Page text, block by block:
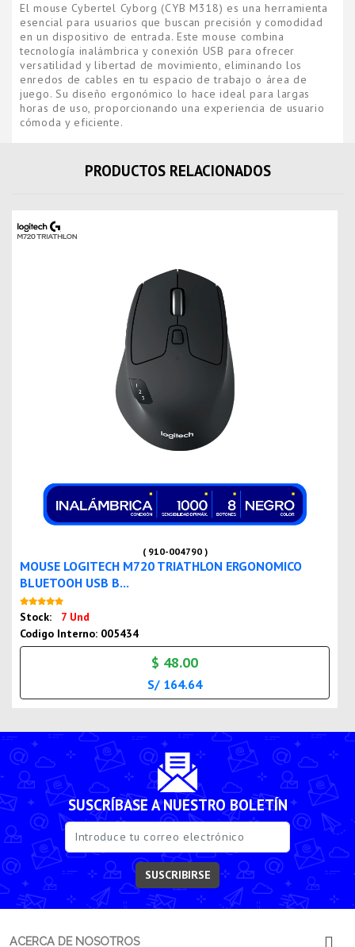
El mouse Cybertel Cyborg (CYB M318) es una herramienta
esencial para usuarios que buscan precisión y comodidad
en un dispositivo de entrada. Este mouse combina
tecnología inalámbrica y conexión USB para ofrecer
versatilidad y libertad de movimiento, eliminando los
enredos de cables en tu espacio de trabajo o área de
juego. Su diseño ergonómico lo hace ideal para largas
horas de uso, proporcionando una experiencia de usuario
cómoda y eficiente.
PRODUCTOS RELACIONADOS
( 910-004790 )
MOUSE LOGITECH M720 TRIATHLON ERGONOMICO
BLUETOOH USB B...
Stock:
7 Und
Codigo Interno: 005434
$ 48.00
S/ 164.64
SUSCRÍBASE A NUESTRO BOLETÍN
SUSCRIBIRSE
ACERCA DE NOSOTROS